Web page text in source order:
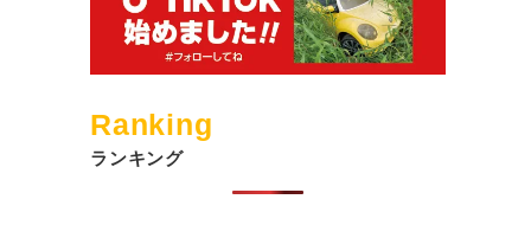
Ranking
ランキング